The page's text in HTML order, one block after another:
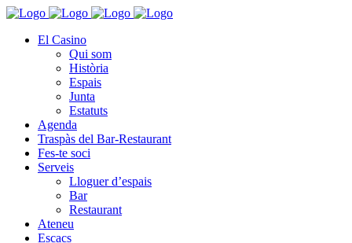
El Casino
Qui som
Història
Espais
Junta
Estatuts
Agenda
Traspàs del Bar-Restaurant
Fes-te soci
Serveis
Lloguer d’espais
Bar
Restaurant
Ateneu
Escacs